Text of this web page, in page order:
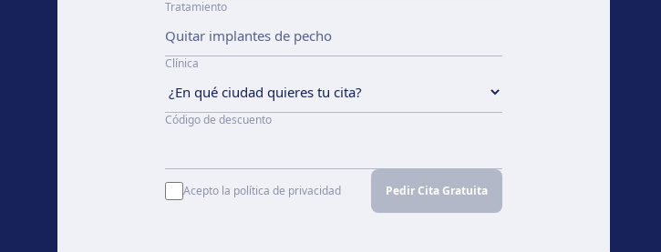
Tratamiento
Clínica
Código de descuento
Acepto la política de privacidad Pedir Cita Gratuita